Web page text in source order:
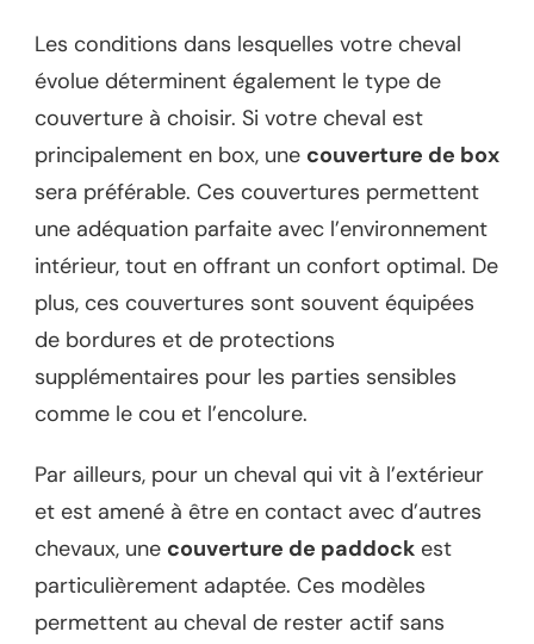
Les conditions dans lesquelles votre cheval
évolue déterminent également le type de
couverture à choisir. Si votre cheval est
principalement en box, une couverture de box
sera préférable. Ces couvertures permettent
une adéquation parfaite avec l’environnement
intérieur, tout en offrant un confort optimal. De
plus, ces couvertures sont souvent équipées
de bordures et de protections
supplémentaires pour les parties sensibles
comme le cou et l’encolure.
Par ailleurs, pour un cheval qui vit à l’extérieur
et est amené à être en contact avec d’autres
chevaux, une couverture de paddock est
particulièrement adaptée. Ces modèles
permettent au cheval de rester actif sans